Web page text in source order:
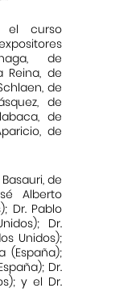
el curso
de
Reina, de
de
de
de
de
de
Alberto
Dr. Pablo
Dr.
Unidos);
(España);
Dr.
y el Dr.